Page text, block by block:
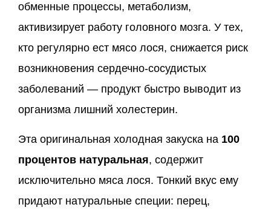
обменные процессы, метаболизм,
активизирует работу головного мозга. У тех,
кто регулярно ест мясо лося, снижается риск
возникновения сердечно-сосудистых
заболеваний — продукт быстро выводит из
организма лишний холестерин.
Эта оригинальная холодная закуска на 100
процентов натуральная, содержит
исключительно мяса лося. Тонкий вкус ему
придают натуральные специи: перец,